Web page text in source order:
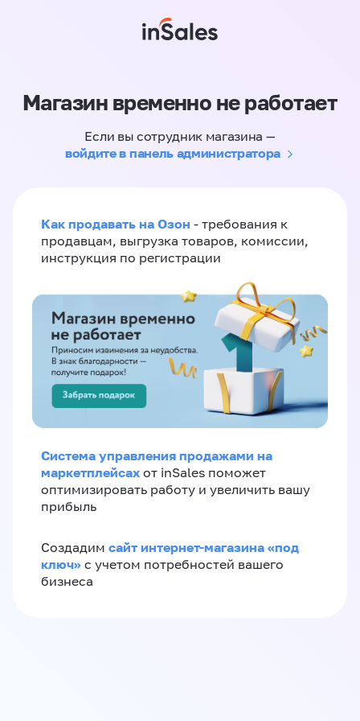
Магазин временно не работает
Если вы сотрудник магазина —
войдите в панель администратора
Как продавать на Озон - требования к
продавцам, выгрузка товаров, комиссии,
инструкция по регистрации
Система управления продажами на
маркетплейсах от inSales поможет
оптимизировать работу и увеличить вашу
прибыль
Создадим сайт интернет-магазина «под
ключ» с учетом потребностей вашего
бизнеса